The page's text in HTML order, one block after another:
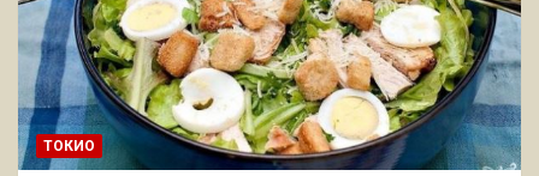
ТОКИО